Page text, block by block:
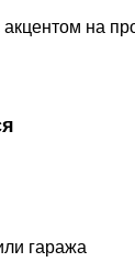
на
гаража